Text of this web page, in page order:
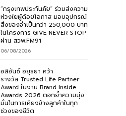
“กรุงเทพประกันภัย” ร่วมส่งความ
ห่วงใยผู้ด้อยโอกาส มอบอุปกรณ์
สิ่งของจำเป็นกว่า 250,000 บาท
ในโครงการ GIVE NEVER STOP
ผ่าน สวพ.FM91
06/08/2026
อลิอันซ์ อยุธยา คว้า
รางวัล Trusted Life Partner
Award ในงาน Brand Inside
Awards 2026 ตอกย้ำความมุ่ง
มั่นในการเคียงข้างลูกค้าในทุก
ช่วงของชีวิต